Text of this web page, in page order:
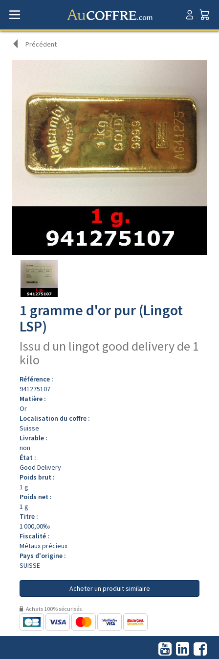
Précédent
Avers
produit
1 gramme d'or pur (Lingot
LSP)
Issu d un lingot good delivery de 1
kilo
Référence :
941275107
Matière :
Or
Localisation du coffre :
Suisse
Livrable :
non
État :
Good Delivery
Poids brut :
1 g
Poids net :
1 g
Titre :
1 000,00‰
Fiscalité :
Métaux précieux
Pays d'origine :
SUISSE
Acheter un produit similaire
Achats 100% sécurisés